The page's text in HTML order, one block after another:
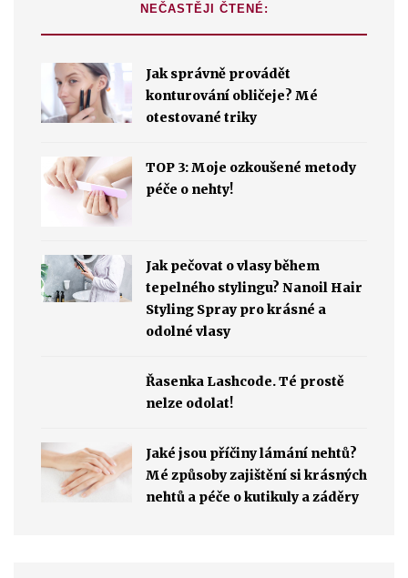
NEČASTĚJI ČTENÉ:
Jak správně provádět
konturování obličeje? Mé
otestované triky
TOP 3: Moje ozkoušené metody
péče o nehty!
Jak pečovat o vlasy během
tepelného stylingu? Nanoil Hair
Styling Spray pro krásné a
odolné vlasy
Řasenka Lashcode. Té prostě
nelze odolat!
Jaké jsou příčiny lámání nehtů?
Mé způsoby zajištění si krásných
nehtů a péče o kutikuly a záděry